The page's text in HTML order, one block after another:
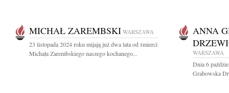
MICHAŁ ZAREMBSKI WARSZAWA
23 listopada 2024 roku mijają już dwa lata od śmierci
Michała Zarembskiego naszego kochanego...
ANNA
WARSZAWA
Dnia 6
Grabowska